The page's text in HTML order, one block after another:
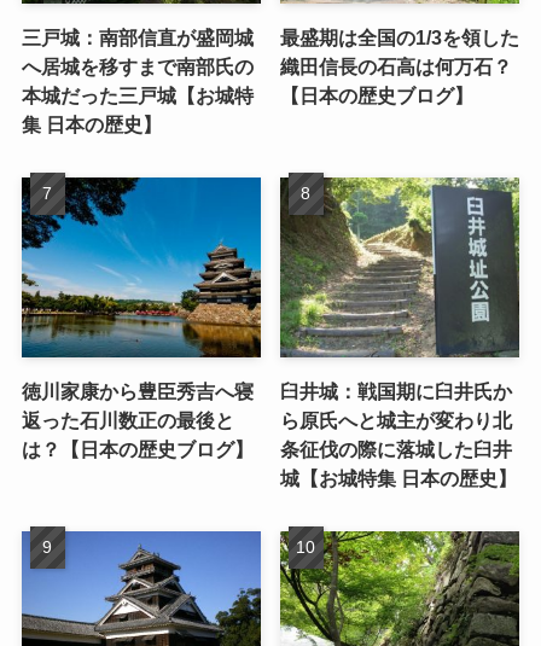
三戸城：南部信直が盛岡城
へ居城を移すまで南部氏の
本城だった三戸城【お城特
集 日本の歴史】
最盛期は全国の1/3を領した
織田信長の石高は何万石？
【日本の歴史ブログ】
徳川家康から豊臣秀吉へ寝
返った石川数正の最後と
は？【日本の歴史ブログ】
臼井城：戦国期に臼井氏か
ら原氏へと城主が変わり北
条征伐の際に落城した臼井
城【お城特集 日本の歴史】